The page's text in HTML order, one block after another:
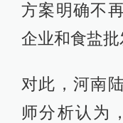
方案明确不
企业和食盐批
对此，河南
师分析认为